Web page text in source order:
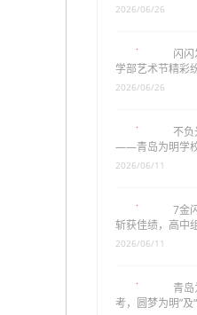
2026/06/26
闪
学部艺术节精彩
2026/06/26
不
——青岛为明学
2026/06/11
7金
斩获佳绩，高中
2026/06/11
青
考，圆梦为明”